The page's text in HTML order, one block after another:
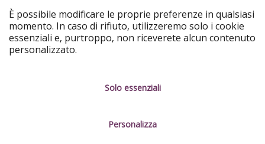
Conoscici meglio
Chi siamo
Lavora con noi
Informazioni legali
Termini d' Uso
È possibile modificare le proprie preferenze in qualsiasi
momento. In caso di rifiuto, utilizzeremo solo i cookie
essenziali e, purtroppo, non riceverete alcun contenuto
personalizzato.
Solo essenziali
Personalizza